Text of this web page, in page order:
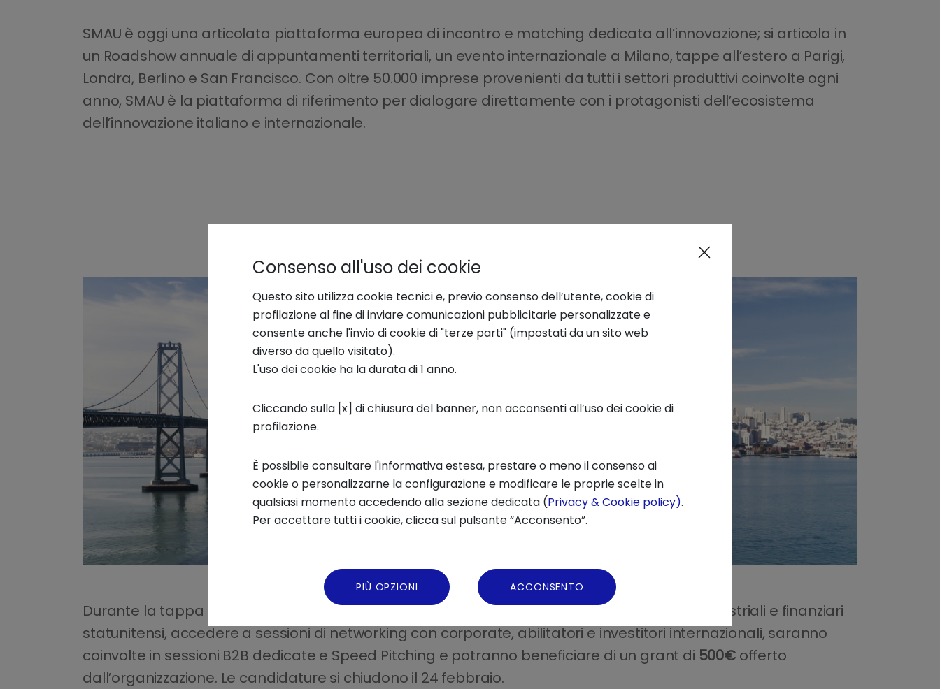
SMAU è oggi una articolata piattaforma europea di incontro e matching dedicata all’innovazione; si articola in
un Roadshow annuale di appuntamenti territoriali, un evento internazionale a Milano, tappe all’estero a Parigi,
Londra, Berlino e San Francisco. Con oltre 50.000 imprese provenienti da tutti i settori produttivi coinvolte ogni
anno, SMAU è la piattaforma di riferimento per dialogare direttamente con i protagonisti dell’ecosistema
dell’innovazione italiano e internazionale.
Durante la tappa di S. Francisco, le startup/PMI selezionate potranno incontrare partner industriali e finanziari
statunitensi, accedere a sessioni di networking con corporate, abilitatori e investitori internazionali, saranno
coinvolte in sessioni B2B dedicate e Speed Pitching e potranno beneficiare di un grant di 500€ offerto
dall’organizzazione. Le candidature si chiudono il 24 febbraio.
Consenso all'uso dei cookie
Questo sito utilizza cookie tecnici e, previo consenso dell’utente, cookie di
profilazione al fine di inviare comunicazioni pubblicitarie personalizzate e
consente anche l'invio di cookie di "terze parti" (impostati da un sito web
diverso da quello visitato).
L'uso dei cookie ha la durata di 1 anno.
Cliccando sulla [x] di chiusura del banner, non acconsenti all’uso dei cookie di
profilazione.
È possibile consultare l'informativa estesa, prestare o meno il consenso ai
cookie o personalizzarne la configurazione e modificare le proprie scelte in
qualsiasi momento accedendo alla sezione dedicata (Privacy & Cookie policy).
Per accettare tutti i cookie, clicca sul pulsante “Acconsento”.
PIÙ OPZIONI ACCONSENTO